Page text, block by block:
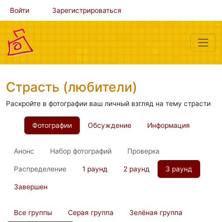
Войти Зарегистрироваться
Страсть (любители)
Раскройте в фотографии ваш личный взгляд на тему страсти
Фотографии Обсуждение Информация
Анонс Набор фотографий Проверка
Распределение 1 раунд 2 раунд 3 раунд
Завершен
Все группы Серая группа Зелёная группа